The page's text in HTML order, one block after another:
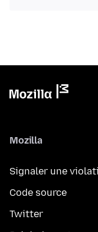
Mozilla
Signaler une
Code source
Twitter